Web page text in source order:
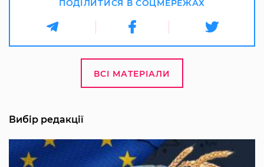
ПОДІЛИТИСЯ В СОЦМЕРЕЖАХ
ВСІ МАТЕРІАЛИ
Вибір редакції